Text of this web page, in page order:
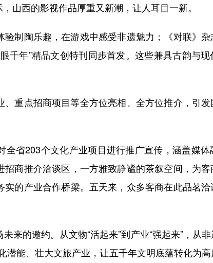
山西的影视作品厚重又新潮，让人耳目一新。
制陶乐趣，在游戏中感受非遗魅力；《对联》杂
千年”精品文创特刊同步首发。这些兼具古韵与
点招商项目等全方位亮相、全方位推介，引发
省203个文化产业项目进行推广宣传，涵盖媒体
商推介洽谈区，一方雅致静谧的茶叙空间，为
的产业合作桥梁。五天来，众多客商在此品茗
的邀约。从文物“活起来”到产业“强起来”，从非
能、壮大文旅产业，让五千年文明底蕴转化为高